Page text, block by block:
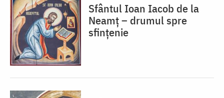
Sfântul Ioan Iacob de la
Neamț – drumul spre
sfințenie